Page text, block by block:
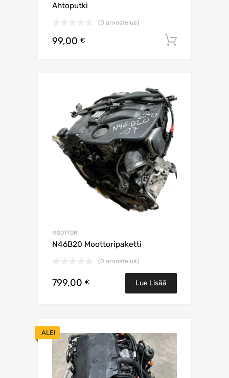
Ahtoputki
(0 arvostelua)
99,00 €
MOOTTORI
N46B20 Moottoripaketti
(0 arvostelua)
799,00 € Lue Lisää
ALE!